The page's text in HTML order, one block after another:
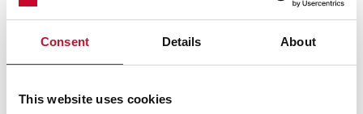
Consent Details About
This website uses cookies